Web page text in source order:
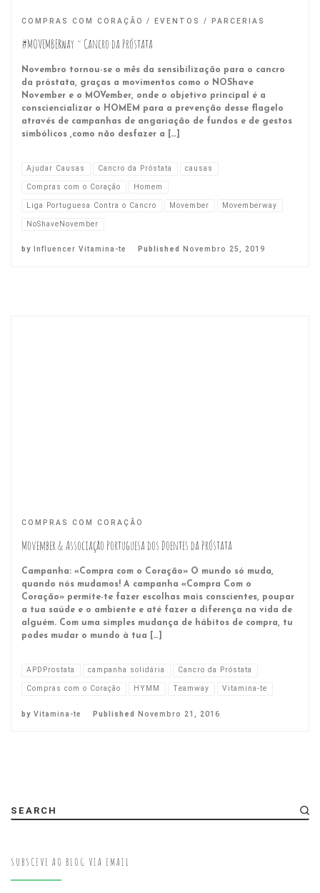
COMPRAS COM CORAÇÃO EVENTOS PARCERIAS
#MOVEMBERway ~ Cancro da Próstata
Novembro tornou-se o mês da sensibilização para o cancro
da próstata, graças a movimentos como o NOShave
November e o MOVember, onde o objetivo principal é a
consciencializar o HOMEM para a prevenção desse flagelo
através de campanhas de angariação de fundos e de gestos
simbólicos ,como não desfazer a […]
Ajudar Causas Cancro da Próstata
causas
Compras com o Coração
Homem
Liga Portuguesa Contra o Cancro
Movember
Movemberway
NoShaveNovember
by Influencer Vitamina-te Published Novembro 25, 2019
COMPRAS COM CORAÇÃO
Movember & Associação Portuguesa dos Doentes da Próstata
Campanha: «Compra com o Coração» O mundo só muda,
quando nós mudamos! A campanha «Compra Com o
Coração» permite-te fazer escolhas mais conscientes, poupar
a tua saúde e o ambiente e até fazer a diferença na vida de
alguém. Com uma simples mudança de hábitos de compra, tu
podes mudar o mundo à tua […]
APDProstata campanha solidária
Cancro da Próstata
Compras com o Coração
HYMM Teamway Vitamina-te
by Vitamina-te Published Novembro 21, 2016
SEARCH
SUBSCEVE AO BLOG VIA EMAIL